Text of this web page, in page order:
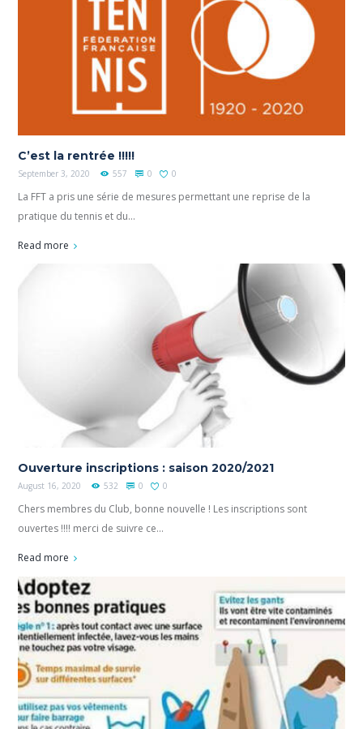
C’est la rentrée !!!!!
September 3, 2020 557 0 0
La FFT a pris une série de mesures permettant une reprise de la
pratique du tennis et du...
Read more
Ouverture inscriptions : saison 2020/2021
August 16, 2020 532 0 0
Chers membres du Club, bonne nouvelle ! Les inscriptions sont
ouvertes !!!! merci de suivre ce...
Read more